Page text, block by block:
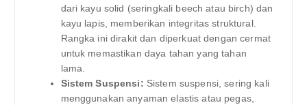
dari kayu solid (seringkali beech atau birch) dan
kayu lapis, memberikan integritas struktural.
Rangka ini dirakit dan diperkuat dengan cermat
untuk memastikan daya tahan yang tahan
lama.
Sistem Suspensi: Sistem suspensi, sering kali
menggunakan anyaman elastis atau pegas,